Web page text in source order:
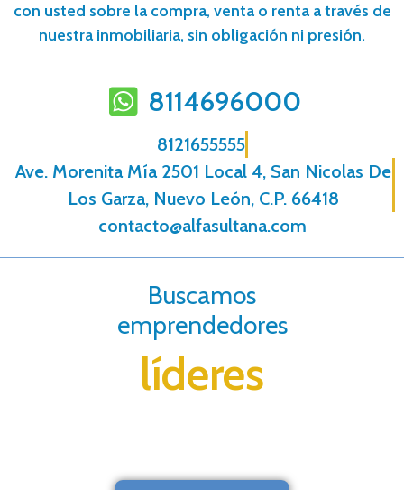
con usted sobre la compra, venta o renta a través de
nuestra inmobiliaria, sin obligación ni presión.
8114696000
8121655555
Ave. Morenita Mí­a 2501 Local 4, San Nicolas De
Los Garza, Nuevo León, C.P. 66418
contacto@alfasultana.com
Buscamos
emprendedores
líderes